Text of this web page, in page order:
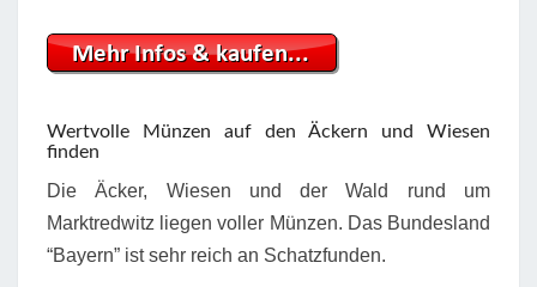
Wertvolle Münzen auf den Äckern und Wiesen
finden
Die Äcker, Wiesen und der Wald rund um
Marktredwitz liegen voller Münzen. Das Bundesland
“Bayern” ist sehr reich an Schatzfunden.